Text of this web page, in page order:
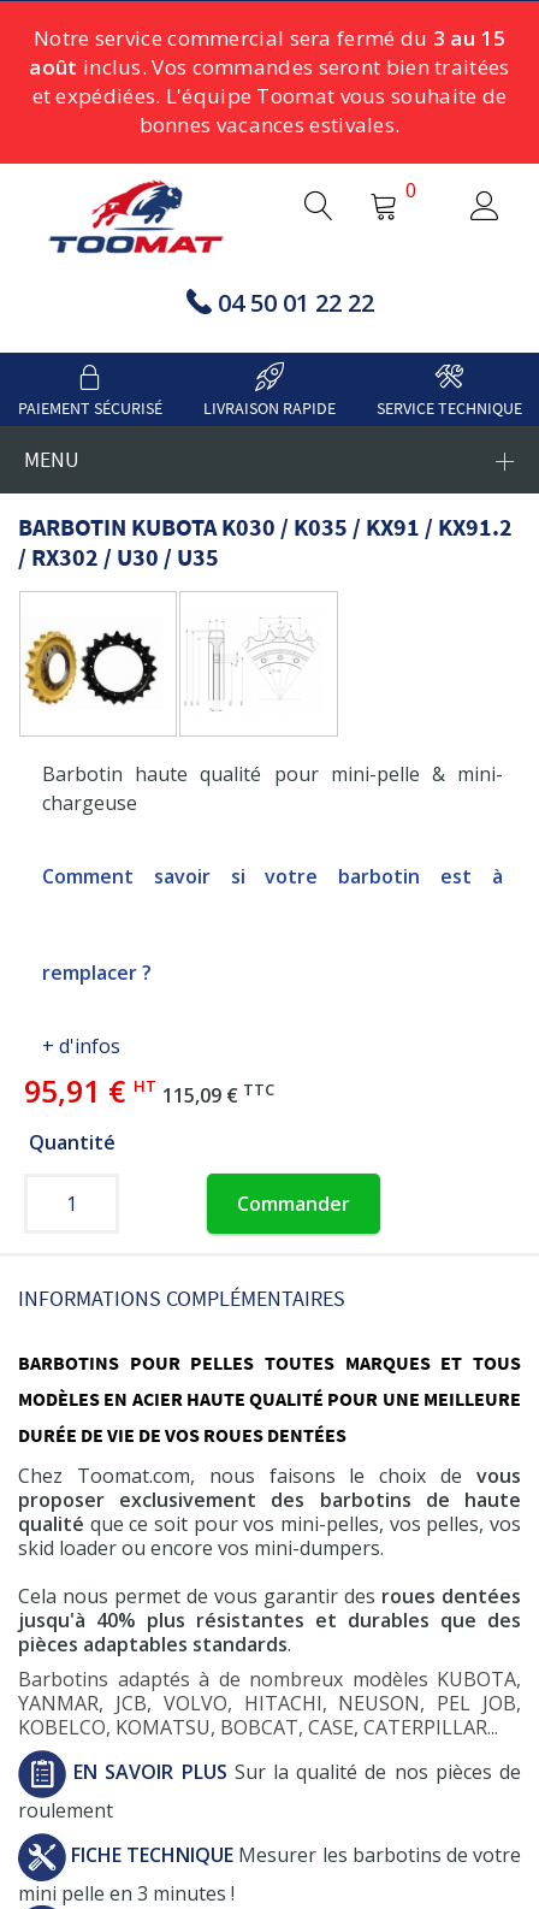
Notre service commercial sera fermé du 3 au 15
août inclus. Vos commandes seront bien traitées
et expédiées. L'équipe Toomat vous souhaite de
bonnes vacances estivales.
04 50 01 22 22
0
PAIEMENT SÉCURISÉ LIVRAISON RAPIDE SERVICE TECHNIQUE
MENU
BARBOTIN KUBOTA K030 / K035 / KX91 / KX91.2
/ RX302 / U30 / U35
Barbotin haute qualité pour mini-pelle & mini-
chargeuse
Comment savoir si votre barbotin est à
remplacer ?
+ d'infos
95,91 € HT 115,09 € TTC
Quantité
Commander
INFORMATIONS COMPLÉMENTAIRES
BARBOTINS POUR PELLES TOUTES MARQUES ET TOUS
MODÈLES EN ACIER HAUTE QUALITÉ POUR UNE MEILLEURE
DURÉE DE VIE DE VOS ROUES DENTÉES
Chez Toomat.com, nous faisons le choix de vous
proposer exclusivement des barbotins de haute
qualité que ce soit pour vos mini-pelles, vos pelles, vos
skid loader ou encore vos mini-dumpers.
Cela nous permet de vous garantir des roues dentées
jusqu'à 40% plus résistantes et durables que des
pièces adaptables standards.
Barbotins adaptés à de nombreux modèles KUBOTA,
YANMAR, JCB, VOLVO, HITACHI, NEUSON, PEL JOB,
KOBELCO, KOMATSU, BOBCAT, CASE, CATERPILLAR...
EN SAVOIR PLUS Sur la qualité de nos pièces de
roulement
FICHE TECHNIQUE Mesurer les barbotins de votre
mini pelle en 3 minutes !